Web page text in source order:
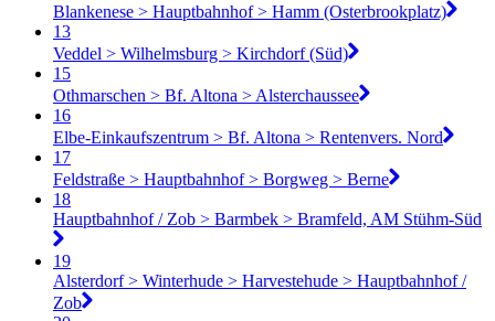
Blankenese > Hauptbahnhof > Hamm (Osterbrookplatz)
13
Veddel > Wilhelmsburg > Kirchdorf (Süd)
15
Othmarschen > Bf. Altona > Alsterchaussee
16
Elbe-Einkaufszentrum > Bf. Altona > Rentenvers. Nord
17
Feldstraße > Hauptbahnhof > Borgweg > Berne
18
Hauptbahnhof / Zob > Barmbek > Bramfeld, AM Stühm-Süd
19
Alsterdorf > Winterhude > Harvestehude > Hauptbahnhof /
Zob